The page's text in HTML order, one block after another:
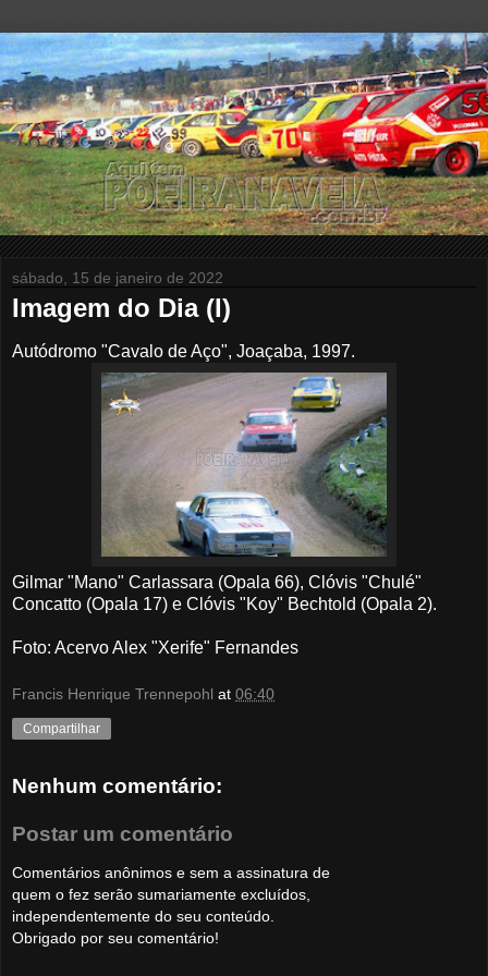
sábado, 15 de janeiro de 2022
Imagem do Dia (I)
Autódromo "Cavalo de Aço", Joaçaba, 1997.
Gilmar "Mano" Carlassara (Opala 66), Clóvis "Chulé"
Concatto (Opala 17) e Clóvis "Koy" Bechtold (Opala 2).
Foto: Acervo Alex "Xerife" Fernandes
Francis Henrique Trennepohl at 06:40
Compartilhar
Nenhum comentário:
Postar um comentário
Comentários anônimos e sem a assinatura de
quem o fez serão sumariamente excluídos,
independentemente do seu conteúdo.
Obrigado por seu comentário!